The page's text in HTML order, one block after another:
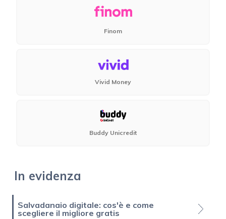
Finom
Vivid Money
Buddy Unicredit
In evidenza
Salvadanaio digitale: cos'è e come
scegliere il migliore gratis